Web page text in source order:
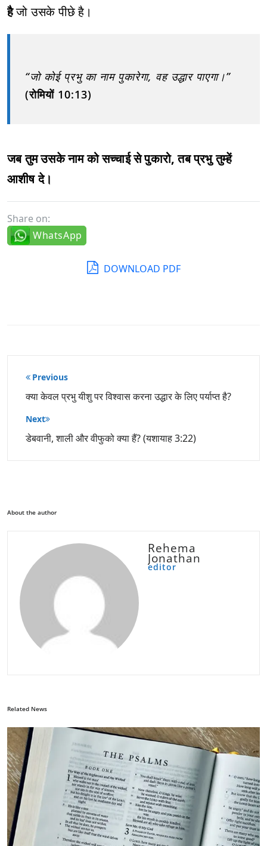
हैजो उसके पीछे है।
“जो कोई प्रभु का नाम पुकारेगा, वह उद्धार पाएगा।”
(रोमियों 10:13)
जब तुम उसके नाम को सच्चाई से पुकारो, तब प्रभु तुम्हें
आशीष दे।
Share on:
WhatsApp
DOWNLOAD PDF
पोस्ट
नेविगेशन
Previous
क्या केवल प्रभु यीशु पर विश्वास करना उद्धार के लिए पर्याप्त है?
Next
डेबवानी, शाली और वीफुको क्या हैं? (यशायाह 3:22)
About the author
Rehema
Jonathan
editor
Related News